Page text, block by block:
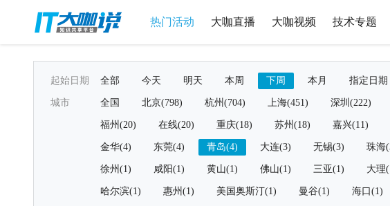
热门活动 大咖直播 大咖视频 技术专题
起始日期 全部 今天 明天 本周 下周 本月 指定日期
城市 全国 北京(798) 杭州(704) 上海(451) 深圳(222)
福州(20) 在线(20) 重庆(18) 苏州(18) 嘉兴(11)
金华(4) 东莞(4) 青岛(4) 大连(3) 无锡(3) 珠海
徐州(1) 咸阳(1) 黄山(1) 佛山(1) 三亚(1) 大理
哈尔滨(1) 惠州(1) 美国奥斯汀(1) 曼谷(1) 海口(1)